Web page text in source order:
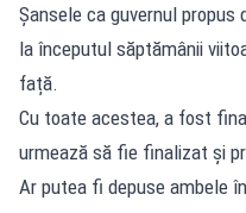
Șansele ca guvernul propus
la începutul săptămânii
față.
Cu toate acestea, a fost
urmează să fie finalizat și
Ar putea fi depuse ambele